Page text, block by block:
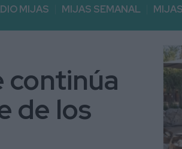
MIJAS MIJAS SEMANAL
continúa
de los